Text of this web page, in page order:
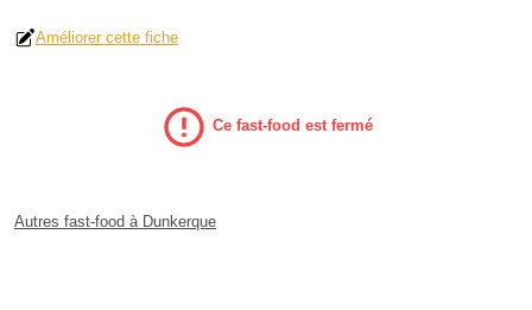
Améliorer cette fiche
Ce fast-food est fermé
Autres fast-food à Dunkerque